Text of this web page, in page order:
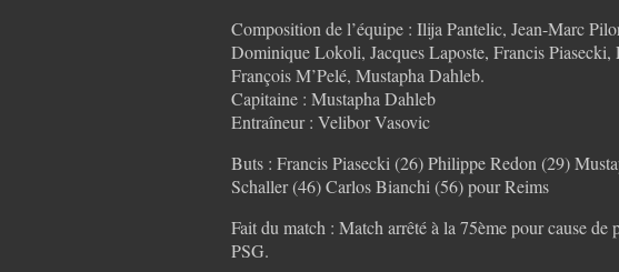
Composition de l’équipe : Ilija Pantelic, Jean-Marc
Dominique Lokoli, Jacques Laposte, Francis
François M’Pelé, Mustapha Dahleb.
Capitaine : Mustapha Dahleb
Entraîneur : Velibor Vasovic
Buts : Francis Piasecki (26) Philippe Redon (29)
Schaller (46) Carlos Bianchi (56) pour Reims
Fait du match : Match arrêté à la 75ème pour cause de
PSG.